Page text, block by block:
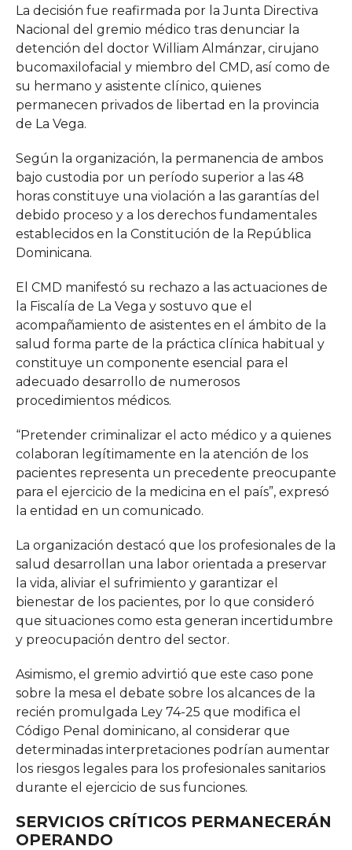
La decisión fue reafirmada por la Junta Directiva
Nacional del gremio médico tras denunciar la
detención del doctor William Almánzar, cirujano
bucomaxilofacial y miembro del CMD, así como de
su hermano y asistente clínico, quienes
permanecen privados de libertad en la provincia
de La Vega.
Según la organización, la permanencia de ambos
bajo custodia por un período superior a las 48
horas constituye una violación a las garantías del
debido proceso y a los derechos fundamentales
establecidos en la Constitución de la República
Dominicana.
El CMD manifestó su rechazo a las actuaciones de
la Fiscalía de La Vega y sostuvo que el
acompañamiento de asistentes en el ámbito de la
salud forma parte de la práctica clínica habitual y
constituye un componente esencial para el
adecuado desarrollo de numerosos
procedimientos médicos.
“Pretender criminalizar el acto médico y a quienes
colaboran legítimamente en la atención de los
pacientes representa un precedente preocupante
para el ejercicio de la medicina en el país”, expresó
la entidad en un comunicado.
La organización destacó que los profesionales de la
salud desarrollan una labor orientada a preservar
la vida, aliviar el sufrimiento y garantizar el
bienestar de los pacientes, por lo que consideró
que situaciones como esta generan incertidumbre
y preocupación dentro del sector.
Asimismo, el gremio advirtió que este caso pone
sobre la mesa el debate sobre los alcances de la
recién promulgada Ley 74-25 que modifica el
Código Penal dominicano, al considerar que
determinadas interpretaciones podrían aumentar
los riesgos legales para los profesionales sanitarios
durante el ejercicio de sus funciones.
SERVICIOS CRÍTICOS PERMANECERÁN
OPERANDO